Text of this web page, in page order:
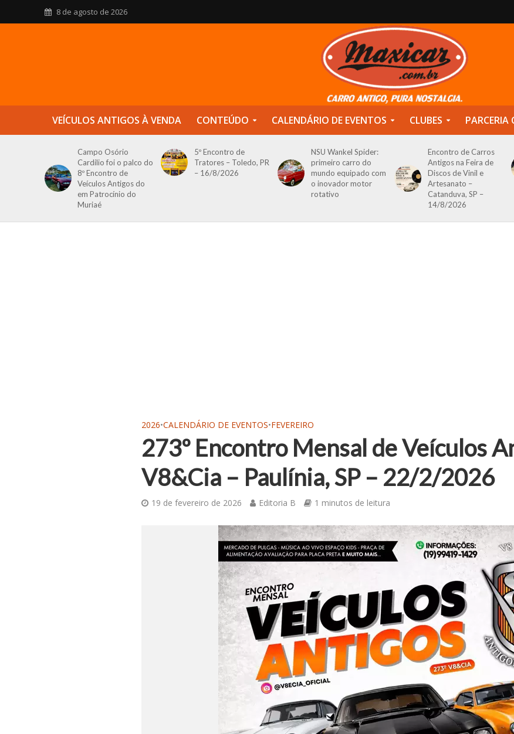
8 de agosto de 2026
VEÍCULOS ANTIGOS À VENDA CONTEÚDO CALENDÁRIO DE EVENTOS CLUBES PARCERIA
Campo Osório
Cardilio foi o palco do
8º Encontro de
Veículos Antigos do
em Patrocínio do
Muriaé
5º Encontro de
Tratores – Toledo, PR
– 16/8/2026
NSU Wankel Spider:
primeiro carro do
mundo equipado com
o inovador motor
rotativo
Encontro de Carros
Antigos na Feira de
Discos de Vinil e
Artesanato –
Catanduva, SP –
14/8/2026
2026•CALENDÁRIO DE EVENTOS•FEVEREIRO
273º Encontro Mensal de Veículos
V8&Cia – Paulínia, SP – 22/2/2026
19 de fevereiro de 2026 Editoria B 1 minutos de leitura